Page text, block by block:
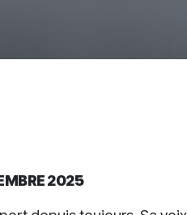
2025